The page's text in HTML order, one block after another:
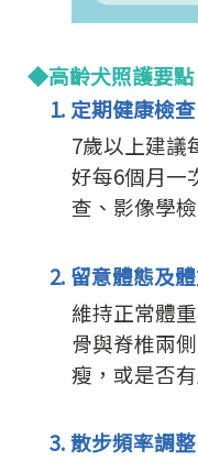
◆高齡犬照護要點
1. 定期健康檢查
7歲以上建議
好每6個月一
查、影像學
2. 留意體態及
維持正常體
骨與脊椎兩
瘦，或是否
3. 散步頻率調整